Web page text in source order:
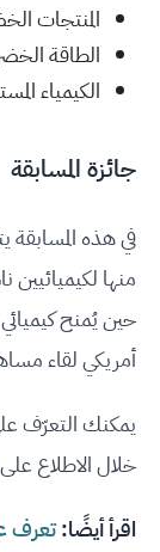
المنتجات
الطاقة
الكيمياء
جائزة المسابقة
في هذه المسابقة
أمريكي لقاء
يمكنك التعرّف
خلال الاطلاع على
اقرأ أيضًا:تعرف